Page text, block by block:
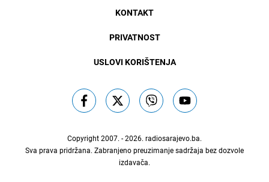
KONTAKT
PRIVATNOST
USLOVI KORIŠTENJA
Copyright 2007. - 2026. radiosarajevo.ba.
Sva prava pridržana. Zabranjeno preuzimanje sadržaja bez dozvole
izdavača.